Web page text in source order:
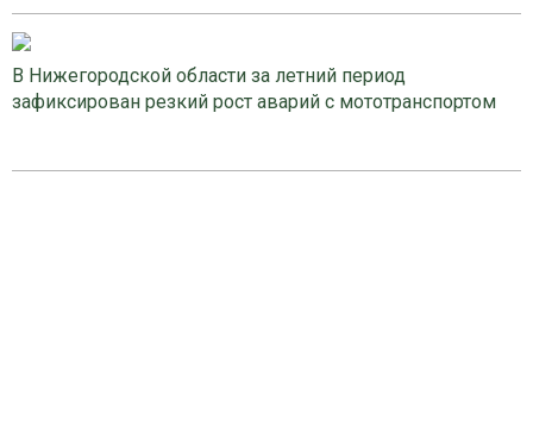
В Нижегородской области за летний период
зафиксирован резкий рост аварий с мототранспортом